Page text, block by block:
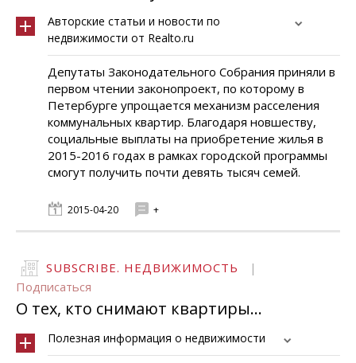
Авторские статьи и новости по
недвижимости от Realto.ru
Депутаты Законодательного Собрания приняли в
первом чтении законопроект, по которому в
Петербурге упрощается механизм расселения
коммунальных квартир. Благодаря новшеству,
социальные выплаты на приобретение жилья в
2015-2016 годах в рамках городской программы
смогут получить почти девять тысяч семей.
2015-04-20 +
SUBSCRIBE. НЕДВИЖИМОСТЬ
|
Подписаться
О тех, кто снимают квартиры...
Полезная информация о недвижимости